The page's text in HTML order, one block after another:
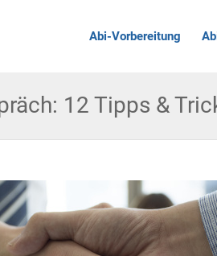
Abi-Vorbereitung
12 Tipps &